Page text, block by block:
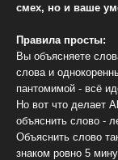
смех, но и ваше
Правила просты:
Вы объясняете
слова и
пантомимой - всё
Но вот что делает
объяснить слово -
Объяснить слово
знаком ровно 5